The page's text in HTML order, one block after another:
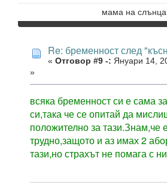
мама на слънцa
Re: бременност след
« Отговор #9 -: Януари 14,
»
всяка бременност си е сама
си,така че се опитай да
положително за тази.Знам,че
трудно,защото и аз имах 2
тази,но страхът не помага с